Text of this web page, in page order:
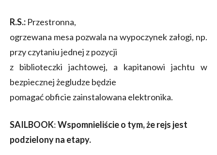
R.S.: Przestronna,
ogrzewana mesa pozwala na wypoczynek załogi, np.
przy czytaniu jednej z pozycji
z biblioteczki jachtowej, a kapitanowi jachtu w
bezpiecznej żegludze będzie
pomagać obficie zainstalowana elektronika.
SAILBOOK:Wspomnieliście o tym, że rejs jest
podzielony na etapy.